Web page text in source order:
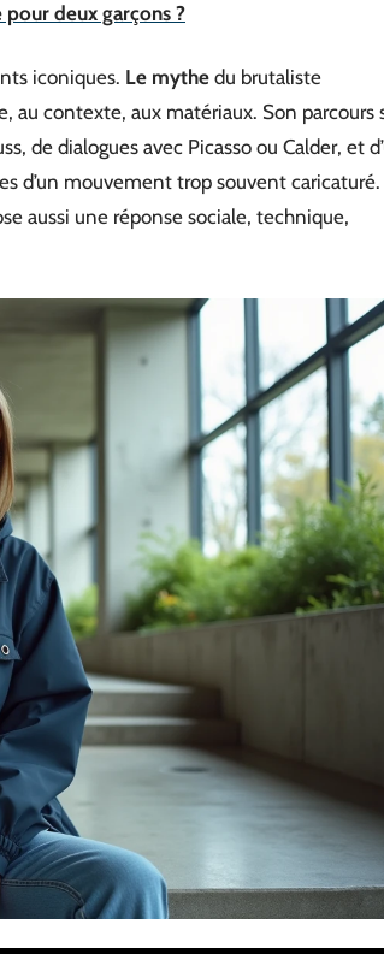
deux garçons ?
iconiques. Le mythe du brutaliste
au contexte, aux matériaux. Son parcours
de dialogues avec Picasso ou Calder, et
d’un mouvement trop souvent
aussi une réponse sociale, technique,